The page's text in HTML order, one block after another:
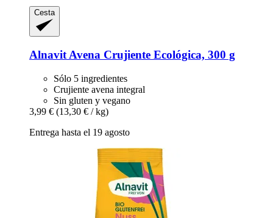
Cesta
Alnavit Avena Crujiente Ecológica, 300 g
Sólo 5 ingredientes
Crujiente avena integral
Sin gluten y vegano
3,99 € (13,30 € / kg)
Entrega hasta el 19 agosto